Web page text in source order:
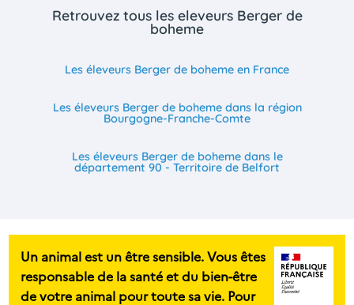
Retrouvez tous les eleveurs Berger de
boheme
Les éleveurs Berger de boheme en France
Les éleveurs Berger de boheme dans la région
Bourgogne-Franche-Comte
Les éleveurs Berger de boheme dans le
département 90 - Territoire de Belfort
Un animal est un être sensible. Vous êtes
responsable de la santé et du bien-être
de votre animal pour toute sa vie. Pour